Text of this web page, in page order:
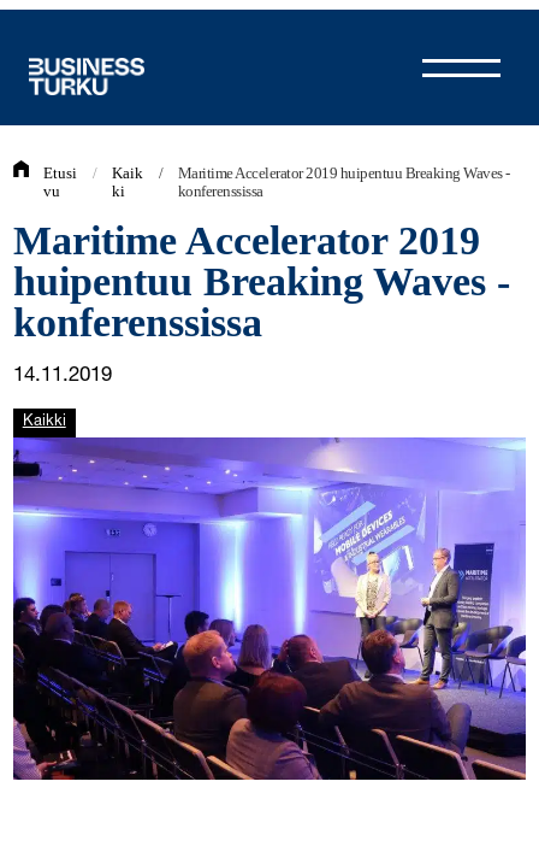
Etusi
vu
/
Kaik
ki
/
Maritime Accelerator 2019 huipentuu Breaking Waves -
konferenssissa
Maritime Accelerator 2019
huipentuu Breaking Waves -
konferenssissa
14.11.2019
Kaikki